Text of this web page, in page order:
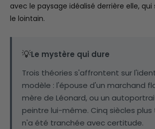
avec le paysage idéalisé derrière elle, qui
le lointain.
💡Le mystère qui dure
Trois théories s'affrontent sur
modèle : l'épouse d'un marchand
mère de Léonard, ou un
peintre lui-même. Cinq siècles plus
n'a été tranchée avec certitude.